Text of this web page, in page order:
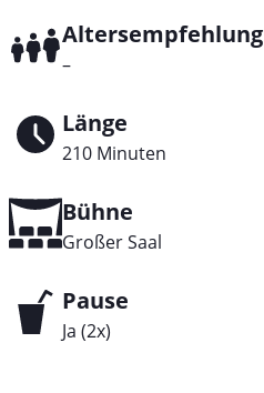
Altersempfehlung
–
Länge
210 Minuten
Bühne
Großer Saal
Pause
Ja (2x)